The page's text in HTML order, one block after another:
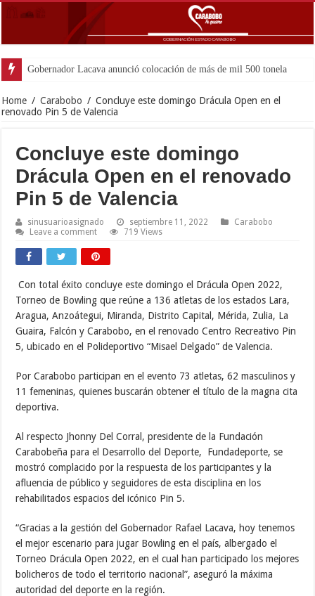
Home / Carabobo / Concluye este domingo Drácula Open en el
renovado Pin 5 de Valencia
Concluye este domingo
Drácula Open en el renovado
Pin 5 de Valencia
sinusuarioasignado septiembre 11, 2022
Carabobo
Leave a comment
719 Views
Con total éxito concluye este domingo el Drácula Open 2022,
Torneo de Bowling que reúne a 136 atletas de los estados Lara,
Aragua, Anzoátegui, Miranda, Distrito Capital, Mérida, Zulia, La
Guaira, Falcón y Carabobo, en el renovado Centro Recreativo Pin
5, ubicado en el Polideportivo “Misael Delgado” de Valencia.
Por Carabobo participan en el evento 73 atletas, 62 masculinos y
11 femeninas, quienes buscarán obtener el título de la magna cita
deportiva.
Al respecto Jhonny Del Corral, presidente de la Fundación
Carabobeña para el Desarrollo del Deporte, Fundadeporte, se
mostró complacido por la respuesta de los participantes y la
afluencia de público y seguidores de esta disciplina en los
rehabilitados espacios del icónico Pin 5.
“Gracias a la gestión del Gobernador Rafael Lacava, hoy tenemos
el mejor escenario para jugar Bowling en el país, albergado el
Torneo Drácula Open 2022, en el cual han participado los mejores
bolicheros de todo el territorio nacional”, aseguró la máxima
autoridad del deporte en la región.